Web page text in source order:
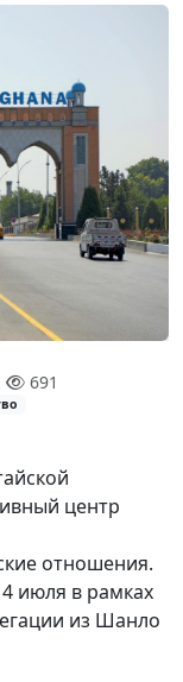
691
центр
отношения.
июля в рамках
из Шанло